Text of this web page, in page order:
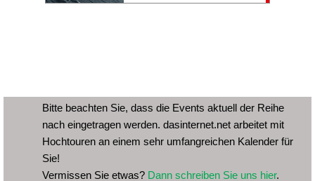
Bitte beachten Sie, dass die Events aktuell der Reihe
nach eingetragen werden. dasinternet.net arbeitet mit
Hochtouren an einem sehr umfangreichen Kalender für
Sie!
Vermissen Sie etwas? Dann schreiben Sie uns hier.